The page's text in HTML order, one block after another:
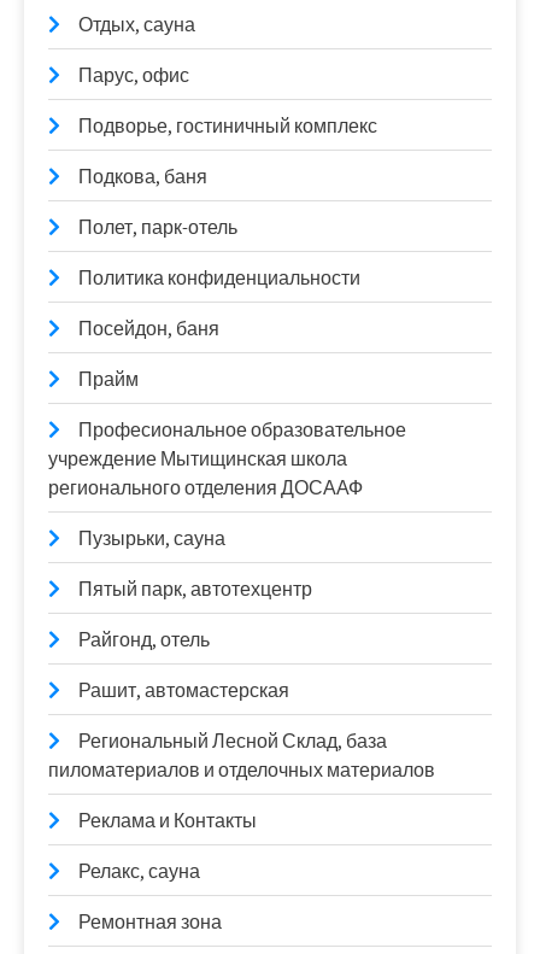
Отдых, сауна
Парус, офис
Подворье, гостиничный комплекс
Подкова, баня
Полет, парк-отель
Политика конфиденциальности
Посейдон, баня
Прайм
Професиональное образовательное
учреждение Мытищинская школа
регионального отделения ДОСААФ
Пузырьки, сауна
Пятый парк, автотехцентр
Райгонд, отель
Рашит, автомастерская
Региональный Лесной Склад, база
пиломатериалов и отделочных материалов
Реклама и Контакты
Релакс, сауна
Ремонтная зона